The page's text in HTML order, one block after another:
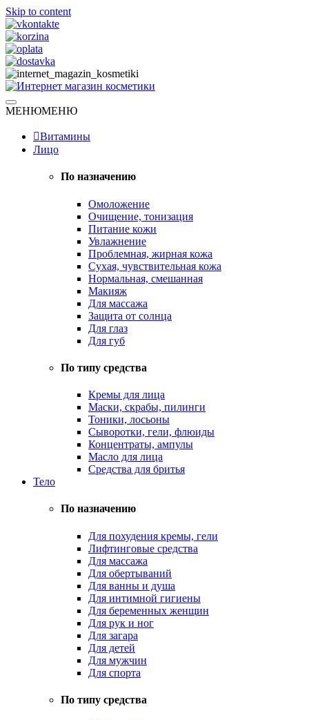
Skip to content
Интернет магазин косметики
Натуральная косметика
МЕНЮМЕНЮ
Витамины
Лицо
По назначению
Омоложение
Очищение, тонизация
Питание кожи
Увлажнение
Проблемная, жирная кожа
Сухая, чувствительная кожа
Нормальная, смешанная
Макияж
Для массажа
Защита от солнца
Для глаз
Для губ
По типу средства
Кремы для лица
Маски, скрабы, пилинги
Тоники, лосьоны
Сыворотки, гели, флюиды
Концентраты, ампулы
Масло для лица
Средства для бритья
Тело
По назначению
Для похудения кремы, гели
Лифтинговые средства
Для массажа
Для обертываний
Для ванны и душа
Для интимной гигиены
Для беременных женщин
Для рук и ног
Для загара
Для детей
Для мужчин
Для спорта
По типу средства